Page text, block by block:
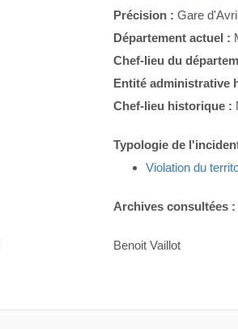
Précision :Gare
Département actuel :
Chef-lieu du
Entité administrative
Chef-lieu historique :
Typologie de
Violation du
Archives consultées
Benoit Vaillot